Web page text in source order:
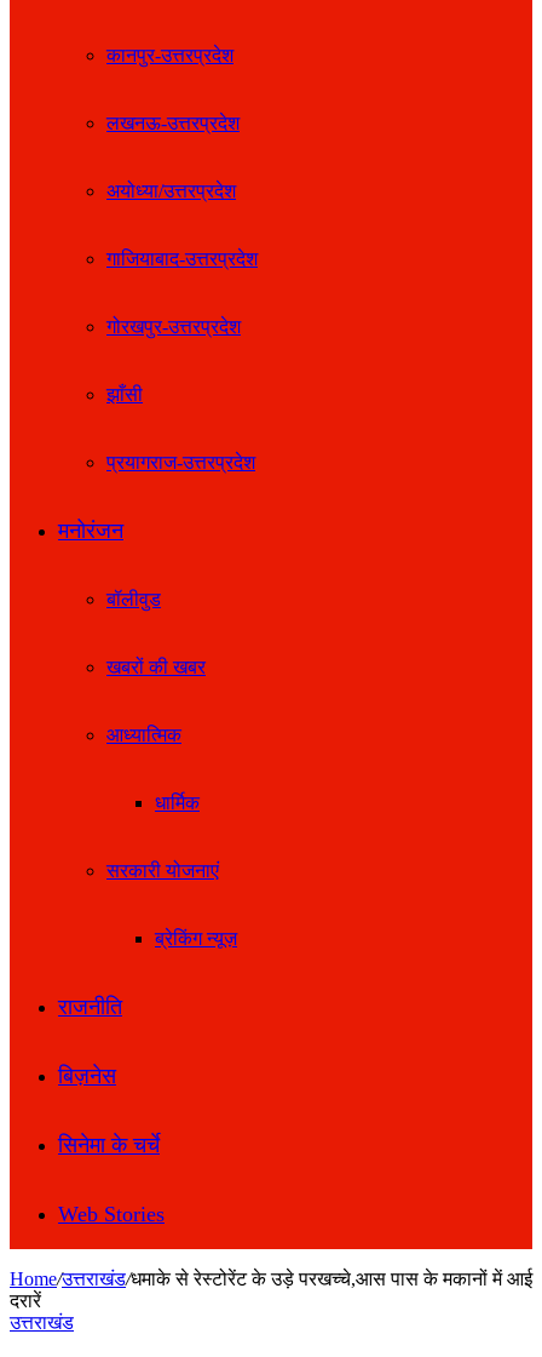
कानपुर-उत्तरप्रदेश
लखनऊ-उत्तरप्रदेश
अयोध्या/उत्तरप्रदेश
गाजियाबाद-उत्तरप्रदेश
गोरखपुर-उत्तरप्रदेश
झाँसी
प्रयागराज-उत्तरप्रदेश
मनोरंजन
बॉलीवुड
खबरों की खबर
आध्यात्मिक
धार्मिक
सरकारी योजनाएं
ब्रेकिंग न्यूज़
राजनीति
बिज़नेस
सिनेमा के चर्चे
Web Stories
Home/उत्तराखंड/धमाके से रेस्टोरेंट के उड़े परखच्चे,आस पास के मकानों में आई
दरारें
उत्तराखंड